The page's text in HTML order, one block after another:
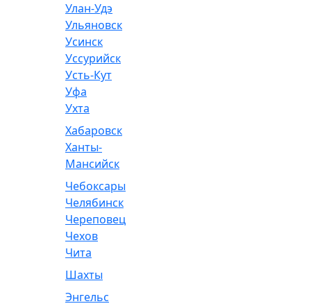
Улан-Удэ
Ульяновск
Усинск
Уссурийск
Усть-Кут
Уфа
Ухта
Хабаровск
Ханты-
Мансийск
Чебоксары
Челябинск
Череповец
Чехов
Чита
Шахты
Энгельс